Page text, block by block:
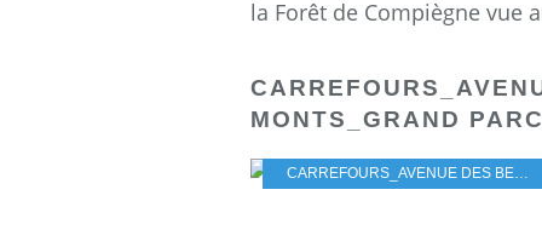
MONTS_GRAND PARC